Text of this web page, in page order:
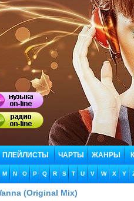
ПЛЕЙЛИСТЫ ЧАРТЫ ЖАНРЫ
M N O P Q R S T U V W X Y
(Original Mix)